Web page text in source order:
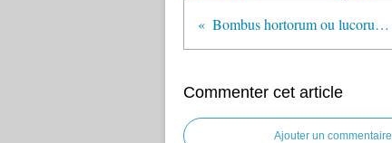
Bombus hortorum ou lucorum ?
Commenter cet article
Ajouter un commentaire